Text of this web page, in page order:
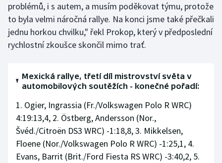
Motorsport
Olympijské hry
Plavání
Plážový volejbal
Ragby
Rychlobruslení
problémů, i s autem, a musím poděkovat týmu, protože
to byla velmi náročná rallye. Na konci jsme také přečkali
jednu horkou chvilku," řekl Prokop, který v předposlední
rychlostní zkoušce skončil mimo trať.
Mexická rallye, třetí díl mistrovství světa v
automobilových soutěžích - konečné pořadí:
1. Ogier, Ingrassia (Fr./Volkswagen Polo R WRC)
4:19:13,4, 2. Östberg, Andersson (Nor.,
Švéd./Citroën DS3 WRC) -1:18,8, 3. Mikkelsen,
Floene (Nor./Volkswagen Polo R WRC) -1:25,1, 4.
Evans, Barrit (Brit./Ford Fiesta RS WRC) -3:40,2, 5.